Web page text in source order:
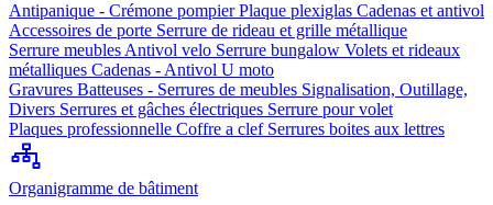
Antipanique - Crémone pompierPlaque plexiglas Cadenas et antivol
Accessoires de porte Serrure de rideau et grille métallique
Serrure meubles Antivol velo Serrure bungalow Volets et rideaux
métalliques Cadenas - Antivol U moto
Gravures Batteuses - Serrures de meubles Signalisation, Outillage,
Divers Serrures et gâches électriques Serrure pour volet
Plaques professionnelle Coffre a clef Serrures boites aux lettres
Organigramme de bâtiment